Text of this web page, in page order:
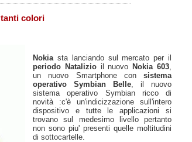
tanti colori
Nokia sta lanciando sul mercato per il
periodo Natalizioil nuovo Nokia 603
un nuovo Smartphone con sistema
operativo Symbian Belle , il nuovo
sistema operativo Symbian ricco di
novità :c'è un'indicizzazione sull'intero
dispositivo e tutte le applicazioni si
trovano sul medesimo livello pertanto
non sono piu' presenti quelle moltitudini
di sottocartelle.